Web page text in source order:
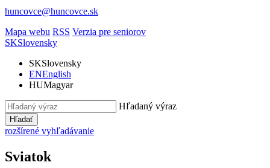
huncovce@huncovce.sk
Mapa webu RSS Verzia pre seniorov
SKSlovensky
SKSlovensky
ENEnglish
HUMagyar
Hľadaný výraz
Hľadať
rozšírené vyhľadávanie
Sviatok